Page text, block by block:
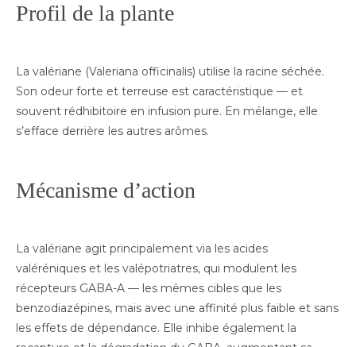
Profil de la plante
La valériane (Valeriana officinalis) utilise la racine séchée.
Son odeur forte et terreuse est caractéristique — et
souvent rédhibitoire en infusion pure. En mélange, elle
s’efface derrière les autres arômes.
Mécanisme d’action
La valériane agit principalement via les acides
valéréniques et les valépotriatres, qui modulent les
récepteurs GABA-A — les mêmes cibles que les
benzodiazépines, mais avec une affinité plus faible et sans
les effets de dépendance. Elle inhibe également la